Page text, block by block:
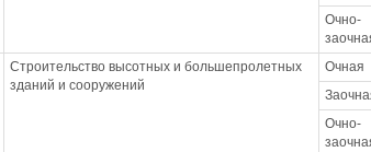
Очно-
Строительство высотных и большепролетных
зданий и сооружений
Очная
Очно-